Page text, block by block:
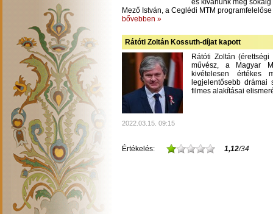
és kívánunk még
Mező István, a Ceglédi MTM programfelelőse
bővebben »
Rátóti Zoltán Kossuth-díjat kapott
Rátóti Zoltán
művész, a Magyar
kivételesen értékes
legjelentősebb drámai
filmes alakításai
2022.03.15. 09:15
Értékelés: 1,12/34